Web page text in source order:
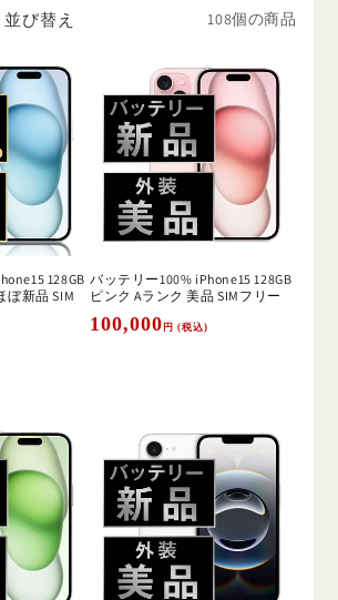
び替え 108個の商品
128GB
ぼ新品 SIM
バッテリー100% iPhone15 128GB
ピンク Aランク 美品 SIMフリー
通
100,000 円 (税込)